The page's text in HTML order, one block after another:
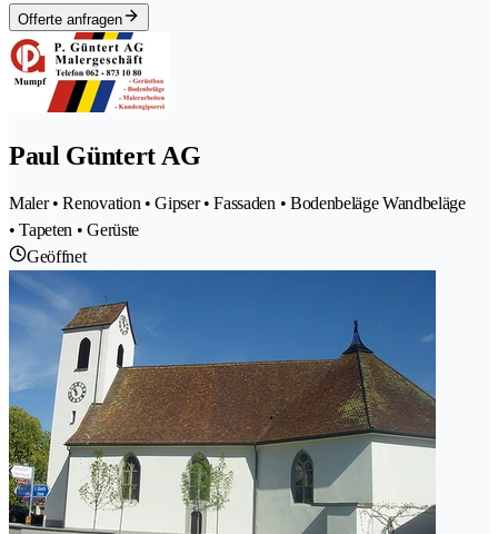
Offerte anfragen
Paul Güntert AG
Maler • Renovation • Gipser • Fassaden • Bodenbeläge Wandbeläge
• Tapeten • Gerüste
Geöffnet